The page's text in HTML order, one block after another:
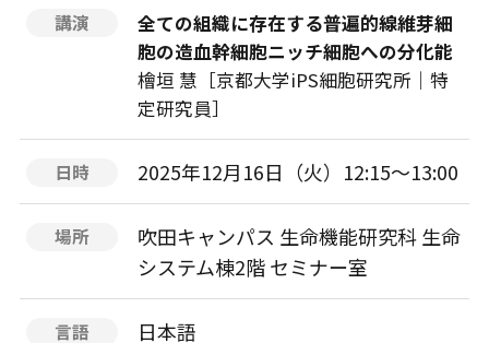
講演
全ての組織に存在する普遍的線維芽細
胞の造血幹細胞ニッチ細胞への分化能
檜垣 慧［京都大学iPS細胞研究所｜特
定研究員］
日時 2025年12月16日（火）12:15〜13:00
場所
吹田キャンパス 生命機能研究科 生命
システム棟2階 セミナー室
言語 日本語